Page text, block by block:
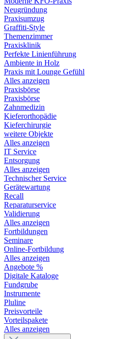
Neugründung
Praxisumzug
Graffiti-Style
Themenzimmer
Praxisklinik
Perfekte Linienführung
Ambiente in Holz
Praxis mit Lounge Gefühl
Alles anzeigen
Praxisbörse
Praxisbörse
Zahnmedizin
Kieferorthopädie
Kieferchirurgie
weitere Objekte
Alles anzeigen
IT Service
Entsorgung
Alles anzeigen
Technischer Service
Gerätewartung
Recall
Reparaturservice
Validierung
Alles anzeigen
Fortbildungen
Seminare
Online-Fortbildung
Alles anzeigen
Angebote %
Digitale Kataloge
Fundgrube
Instrumente
Pluline
Preisvorteile
Vorteilspakete
Alles anzeigen